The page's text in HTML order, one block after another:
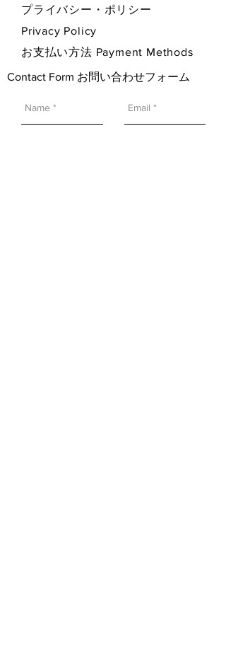
プライバシー・ポリシー
Privacy Policy
お支払い方法 Payment Methods
Contact Form お問い合わせフォーム